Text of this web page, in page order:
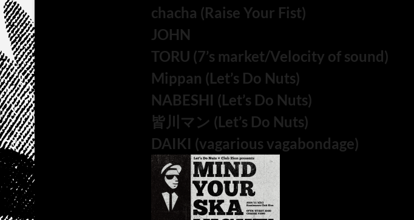
chacha (Raise Your Fist)
JOHN
TORU (7’s market/Velocity of sound)
Mippan (Let’s Do Nuts)
NABESHI (Let’s Do Nuts)
皆川マン (Let’s Do Nuts)
DAIKI (vagarious vagabondage)